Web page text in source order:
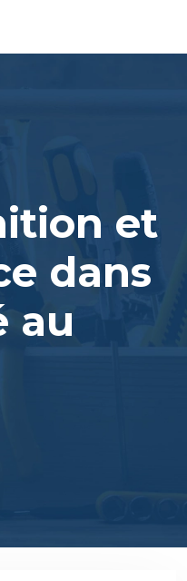
et
dans
au